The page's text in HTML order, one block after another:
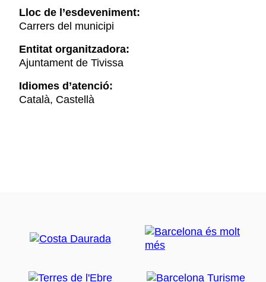
Lloc de l’esdeveniment:
Carrers del municipi
Entitat organitzadora:
Ajuntament de Tivissa
Idiomes d’atenció:
Català, Castellà